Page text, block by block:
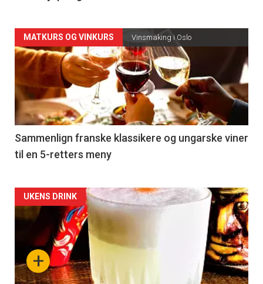
Forsiden
akkurat
nå
-
5
MATKURS OG VINKURS Vinsmaking i Oslo
Sammenlign franske klassikere og ungarske viner
til en 5-retters meny
Forsiden
akkurat
nå
-
+
UKENS DRINK